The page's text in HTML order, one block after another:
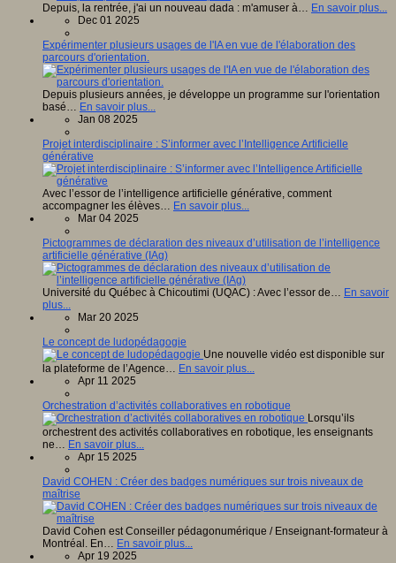
Depuis, la rentrée, j'ai un nouveau dada : m'amuser à… En savoir plus...
Dec 01 2025
Expérimenter plusieurs usages de l'IA en vue de l'élaboration des
parcours d'orientation.
Depuis plusieurs années, je développe un programme sur l'orientation
basé… En savoir plus...
Jan 08 2025
Projet interdisciplinaire : S’informer avec l’Intelligence Artificielle
générative
Avec l’essor de l’intelligence artificielle générative, comment
accompagner les élèves… En savoir plus...
Mar 04 2025
Pictogrammes de déclaration des niveaux d’utilisation de l’intelligence
artificielle générative (IAg)
Université du Québec à Chicoutimi (UQAC) : Avec l’essor de… En savoir
plus...
Mar 20 2025
Le concept de ludopédagogie
Une nouvelle vidéo est disponible sur
la plateforme de l’Agence… En savoir plus...
Apr 11 2025
Orchestration d’activités collaboratives en robotique
Lorsqu’ils
orchestrent des activités collaboratives en robotique, les enseignants
ne… En savoir plus...
Apr 15 2025
David COHEN : Créer des badges numériques sur trois niveaux de
maîtrise
David Cohen est Conseiller pédagonumérique / Enseignant-formateur à
Montréal. En… En savoir plus...
Apr 19 2025